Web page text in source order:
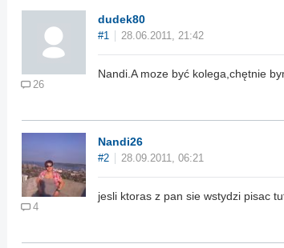
26
dudek80
#1 28.06.2011, 21:42
Nandi.A moze być kolega,chętnie
4
Nandi26
#2 28.09.2011, 06:21
jesli ktoras z pan sie wstydzi pisac